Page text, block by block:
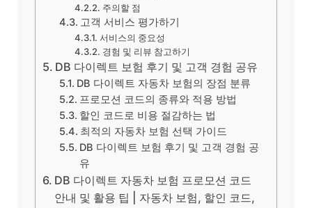
주의할 점
고객 서비스 평가하기
서비스의 중요성
경험 및 리뷰 참고하기
DB 다이렉트 보험 후기 및 고객 경험 공유
DB 다이렉트 자동차 보험의 장점 분류
프로모션 코드의 종류와 적용 방법
할인 코드로 비용 절감하는 법
최적의 자동차 보험 선택 가이드
DB 다이렉트 보험 후기 및 고객 경험 공
유
DB 다이렉트 자동차 보험 프로모션 코드
안내 및 활용 팁 | 자동차 보험, 할인 코드,